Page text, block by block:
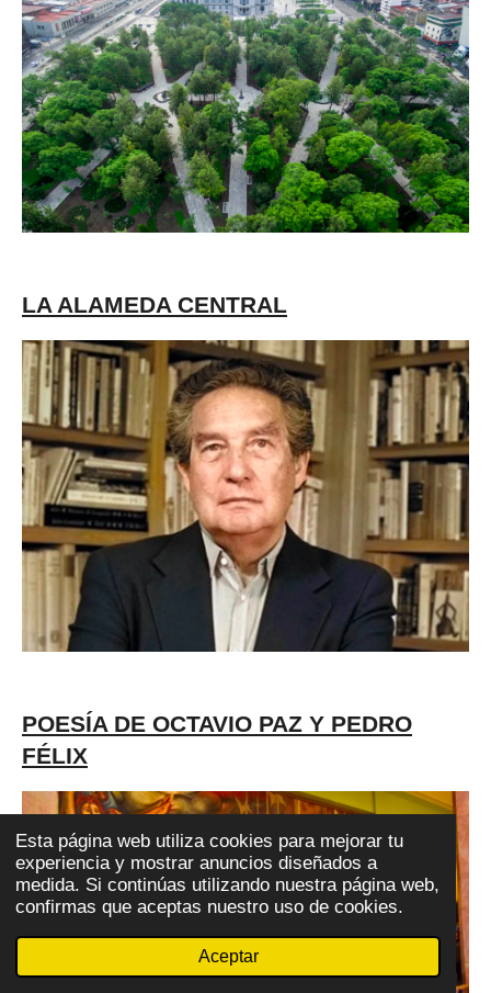
Esta página web utiliza cookies para mejorar tu
experiencia y mostrar anuncios diseñados a
medida. Si continúas utilizando nuestra página web,
confirmas que aceptas nuestro uso de cookies.
Aceptar
LA ALAMEDA CENTRAL
POESÍA DE OCTAVIO PAZ Y PEDRO
FÉLIX